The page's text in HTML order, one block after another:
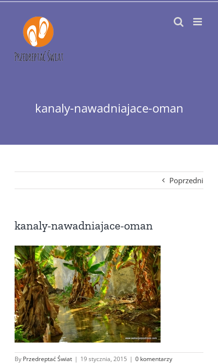
Przejdź
zawartości
kanaly-nawadniajace-oman
Poprzedni
kanaly-nawadniajace-oman
By Przedreptać Świat | 19 stycznia, 2015 | 0 komentarzy